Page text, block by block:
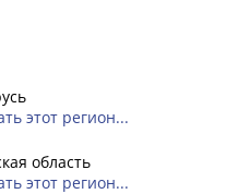
этот регион...
область
этот регион...